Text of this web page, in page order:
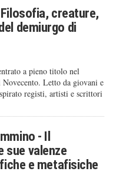
creature,
demiurgo di
a pieno titolo nel
Novecento. Letto da giovani e
registi, artisti e scrittori
- Il
sue valenze
e metafisiche